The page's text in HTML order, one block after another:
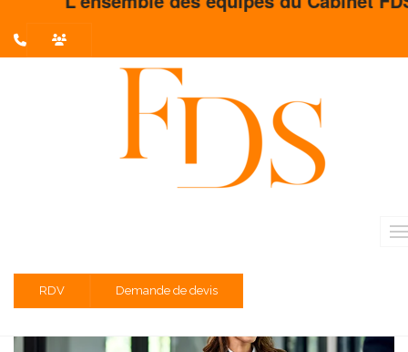
RDV Demande de devis
L'actualité du mois
Liste des évènements au 31/08/2021